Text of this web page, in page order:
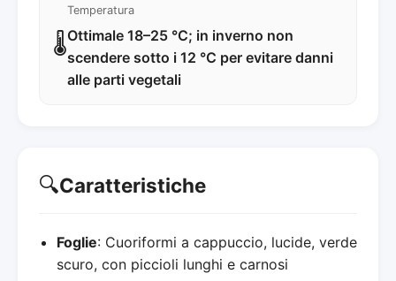
🌡️
Temperatura
Ottimale 18–25 °C; in inverno non
scendere sotto i 12 °C per evitare danni
alle parti vegetali
🔍Caratteristiche
Foglie: Cuoriformi a cappuccio, lucide, verde
scuro, con piccioli lunghi e carnosi